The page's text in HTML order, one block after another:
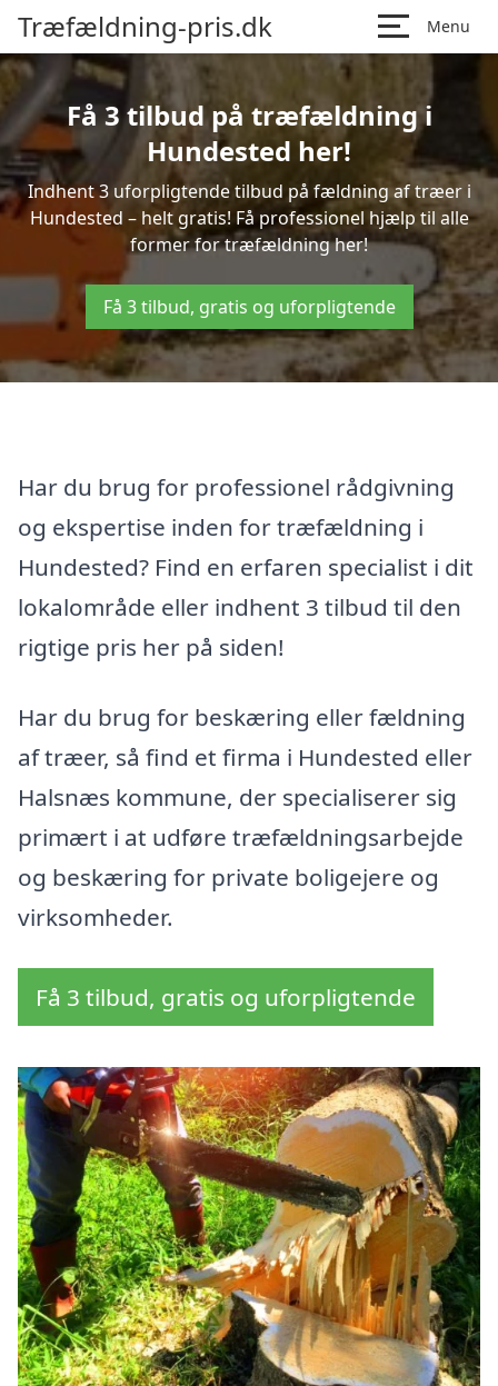
Træfældning-pris.dk Menu
Få 3 tilbud på træfældning i
Hundested her!
Indhent 3 uforpligtende tilbud på fældning af træer i
Hundested – helt gratis! Få professionel hjælp til alle
former for træfældning her!
Få 3 tilbud, gratis og uforpligtende
Har du brug for professionel rådgivning
og ekspertise inden for træfældning i
Hundested? Find en erfaren specialist i dit
lokalområde eller indhent 3 tilbud til den
rigtige pris her på siden!
Har du brug for beskæring eller fældning
af træer, så find et firma i Hundested eller
Halsnæs kommune, der specialiserer sig
primært i at udføre træfældningsarbejde
og beskæring for private boligejere og
virksomheder.
Få 3 tilbud, gratis og uforpligtende